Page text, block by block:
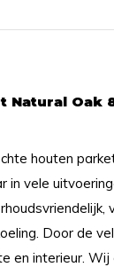
Oak
houten
in vele
Door de
en interieur.